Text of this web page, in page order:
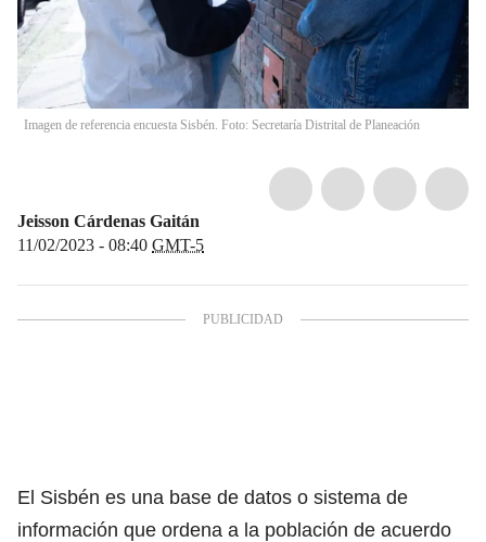
Imagen de referencia encuesta Sisbén. Foto: Secretaría Distrital de Planeación
Jeisson Cárdenas Gaitán
11/02/2023 - 08:40 GMT-5
El Sisbén es una base de datos o sistema de
información que ordena a la población de acuerdo